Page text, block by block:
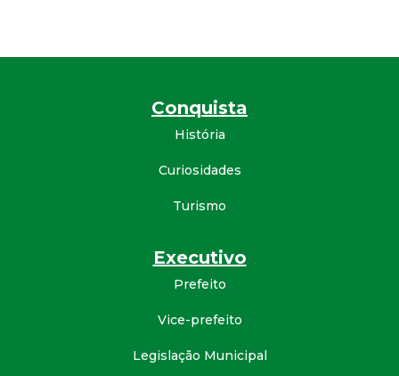
C
Conquista
História
Curiosidades
Turismo
Executivo
Prefeito
Vice-prefeito
Legislação Municipal